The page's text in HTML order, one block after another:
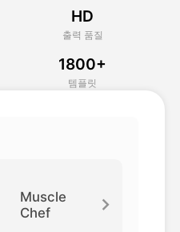
HD
출력 품질
1800+
템플릿
Muscle
Chef